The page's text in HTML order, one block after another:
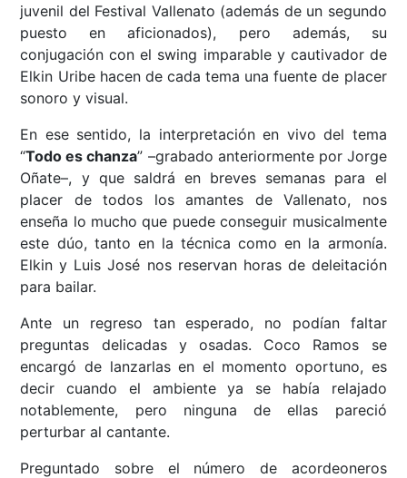
juvenil del Festival Vallenato (además de un segundo
puesto en aficionados), pero además, su
conjugación con el swing imparable y cautivador de
Elkin Uribe hacen de cada tema una fuente de placer
sonoro y visual.
En ese sentido, la interpretación en vivo del tema
“Todo es chanza” –grabado anteriormente por Jorge
Oñate–, y que saldrá en breves semanas para el
placer de todos los amantes de Vallenato, nos
enseña lo mucho que puede conseguir musicalmente
este dúo, tanto en la técnica como en la armonía.
Elkin y Luis José nos reservan horas de deleitación
para bailar.
Ante un regreso tan esperado, no podían faltar
preguntas delicadas y osadas. Coco Ramos se
encargó de lanzarlas en el momento oportuno, es
decir cuando el ambiente ya se había relajado
notablemente, pero ninguna de ellas pareció
perturbar al cantante.
Preguntado sobre el número de acordeoneros